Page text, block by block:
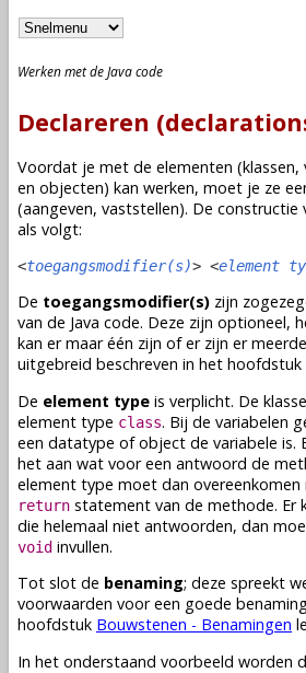
Werken met de Java code
Declareren
Voordat je met de elementen (klassen,
en objecten) kan werken, moet je ze
(aangeven, vaststellen). De constructie
als volgt:
<toegangsmodifier(s)> <element
De toegangsmodifier(s) zijn
van de Java code. Deze zijn optioneel,
kan er maar één zijn of er zijn er
uitgebreid beschreven in het hoofdstuk
De element type is verplicht. De klasse
element type class. Bij de variabelen
een datatype ofobject de variabele is.
het aan wat voor een antwoord de
element type moet dan
return statement van de methode. Er
die helemaal niet antwoorden, dan
void invullen.
Tot slot de benaming; deze spreekt
voorwaarden voor een goede
hoofdstuk Bouwstenen - Benamingen
In het onderstaand voorbeeld worden